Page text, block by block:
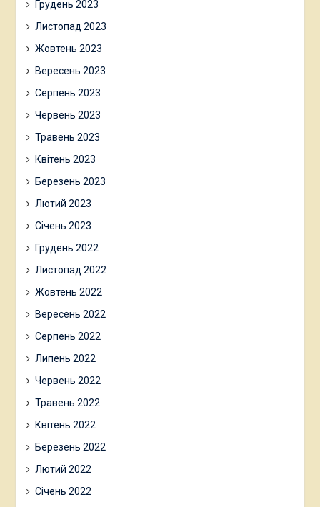
Грудень 2023
Листопад 2023
Жовтень 2023
Вересень 2023
Серпень 2023
Червень 2023
Травень 2023
Квітень 2023
Березень 2023
Лютий 2023
Січень 2023
Грудень 2022
Листопад 2022
Жовтень 2022
Вересень 2022
Серпень 2022
Липень 2022
Червень 2022
Травень 2022
Квітень 2022
Березень 2022
Лютий 2022
Січень 2022